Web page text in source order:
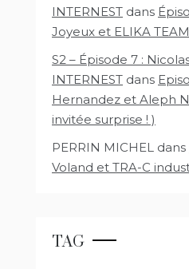
INTERNEST dans
Joyeux et ELIKA TEAM
S2 – Épisode 7 :
INTERNEST dans
Hernandez et Aleph
invitée surprise ! )
PERRIN MICHEL dans
Voland et TRA-C
TAG